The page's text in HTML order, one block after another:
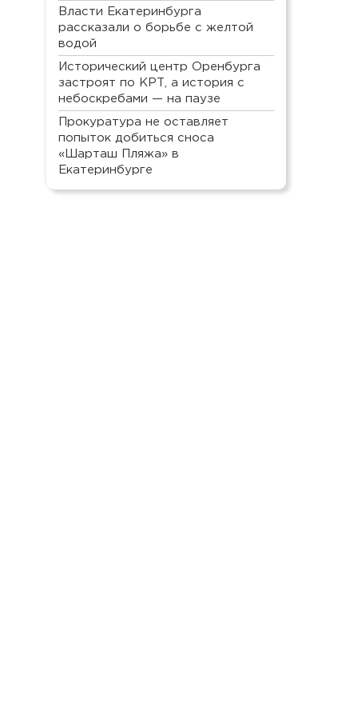
Власти Екатеринбурга
рассказали о борьбе с желтой
водой
Исторический центр Оренбурга
застроят по КРТ, а история с
небоскребами — на паузе
Прокуратура не оставляет
попыток добиться сноса
«Шарташ Пляжа» в
Екатеринбурге